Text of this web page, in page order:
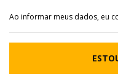
Ao informar meus dados, eu